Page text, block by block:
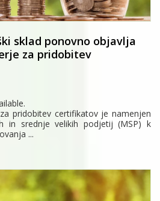
sklad ponovno objavlja
za pridobitev
pridobitev certifikatov je namenjen
in srednje velikih podjetij (MSP) k
...